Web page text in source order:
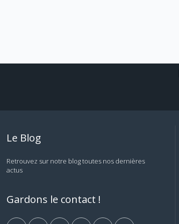
Le Blog
Retrouvez sur notre blog toutes nos dernières
actus
Gardons le contact !